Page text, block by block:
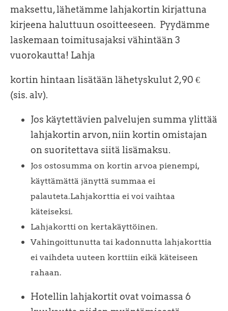
maksettu, lähetämme lahjakortin kirjattuna
kirjeena haluttuun osoitteeseen. Pyydämme
laskemaan toimitusajaksi vähintään 3
vuorokautta! Lahja
kortin hintaan lisätään lähetyskulut 2,90 €
(sis. alv).
Jos käytettävien palvelujen summa ylittää
lahjakortin arvon, niin kortin omistajan
on suoritettava siitä lisämaksu.
Jos ostosumma on kortin arvoa pienempi,
käyttämättä jänyttä summaa ei
palauteta.Lahjakorttia ei voi vaihtaa
käteiseksi.
Lahjakortti on kertakäyttöinen.
Vahingoittunutta tai kadonnutta lahjakorttia
ei vaihdeta uuteen korttiin eikä käteiseen
rahaan.
Hotellin lahjakortit ovat voimassa 6